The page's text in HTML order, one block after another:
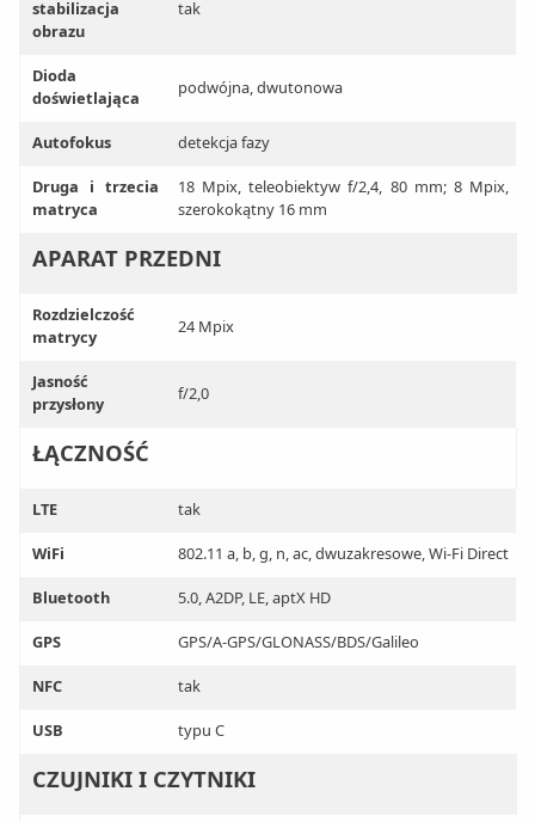
stabilizacja
obrazu
tak
Dioda
doświetlająca
podwójna, dwutonowa
Autofokus detekcja fazy
Druga i trzecia
matryca
18 Mpix, teleobiektyw f/2,4, 80 mm; 8 Mpix,
szerokokątny 16 mm
APARAT PRZEDNI
Rozdzielczość
matrycy
24 Mpix
Jasność
przysłony
f/2,0
ŁĄCZNOŚĆ
LTE tak
WiFi 802.11 a, b, g, n, ac, dwuzakresowe, Wi-Fi Direct
Bluetooth 5.0, A2DP, LE, aptX HD
GPS GPS/A-GPS/GLONASS/BDS/Galileo
NFC tak
USB typu C
CZUJNIKI I CZYTNIKI